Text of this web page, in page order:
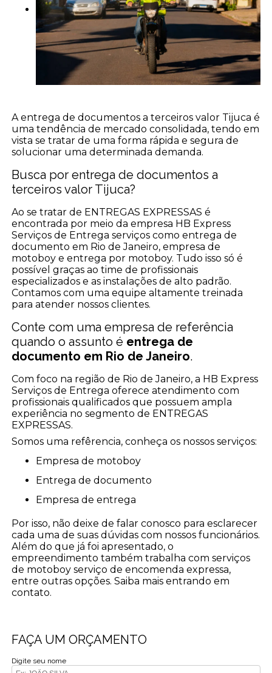
A entrega de documentos a terceiros valor Tijuca é
uma tendência de mercado consolidada, tendo em
vista se tratar de uma forma rápida e segura de
solucionar uma determinada demanda.
Busca por entrega de documentos a
terceiros valor Tijuca?
Ao se tratar de ENTREGAS EXPRESSAS é
encontrada por meio da empresa HB Express
Serviços de Entrega serviços como entrega de
documento em Rio de Janeiro, empresa de
motoboy e entrega por motoboy. Tudo isso só é
possível graças ao time de profissionais
especializados e as instalações de alto padrão.
Contamos com uma equipe altamente treinada
para atender nossos clientes.
Conte com uma empresa de referência
quando o assunto é entrega de
documento em Rio de Janeiro.
Com foco na região de Rio de Janeiro, a HB Express
Serviços de Entrega oferece atendimento com
profissionais qualificados que possuem ampla
experiência no segmento de ENTREGAS
EXPRESSAS.
Somos uma refêrencia, conheça os nossos serviços:
empresa de motoboy
entrega de documento
empresa de entrega
Por isso, não deixe de falar conosco para esclarecer
cada uma de suas dúvidas com nossos funcionários.
Além do que já foi apresentado, o
empreendimento também trabalha com serviços
de motoboy serviço de encomenda expressa,
entre outras opções. Saiba mais entrando em
contato.
FAÇA UM ORÇAMENTO
Digite seu nome